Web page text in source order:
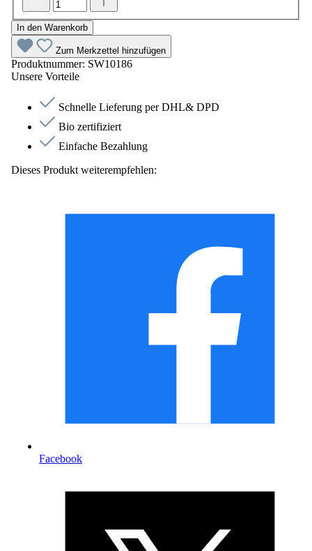
In den Warenkorb
Zum Merkzettel hinzufügen
Produktnummer: SW10186
Unsere Vorteile
Schnelle Lieferung per DHL& DPD
Bio zertifiziert
Einfache Bezahlung
Dieses Produkt weiterempfehlen:
Facebook